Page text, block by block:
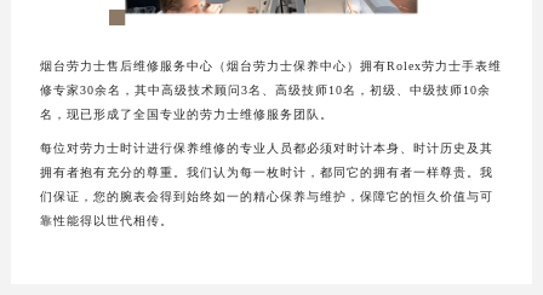
烟台劳力士售后维修服务中心（烟台劳力士保养中心）拥有Rolex劳力士手表维
修专家30余名，其中高级技术顾问3名、高级技师10名，初级、中级技师10余
名，现已形成了全国专业的劳力士维修服务团队。
每位对劳力士时计进行保养维修的专业人员都必须对时计本身、时计历史及其
拥有者抱有充分的尊重。我们认为每一枚时计，都同它的拥有者一样尊贵。我
们保证，您的腕表会得到始终如一的精心保养与维护，保障它的恒久价值与可
靠性能得以世代相传。